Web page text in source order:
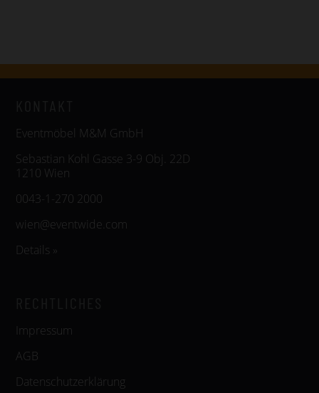
Eventmöbel M&M GmbH
Sebastian Kohl Gasse 3-9 Obj. 22D
1210 Wien
0043-1-270 2000
wien@eventwide.com
Details »
Impressum
AGB
Datenschutzerklärung